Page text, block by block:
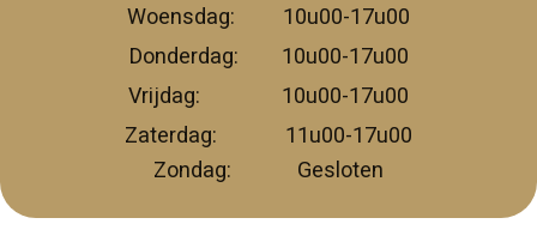
Woensdag:
​10u00-17u00
Donderdag:
​10u00-17u00
Vrijdag:
​10u00-17u00
Zaterdag:
​​11u00-17u00
Zondag:
​​Gesloten